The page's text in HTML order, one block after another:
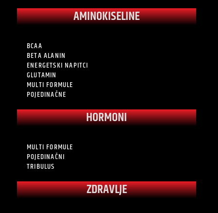
AMINOKISELINE
BCAA
BETA ALANIN
ENERGETSKI NAPITCI
GLUTAMIN
MULTI FORMULE
POJEDINAČNE
HORMONI
MULTI FORMULE
POJEDINAČNI
TRIBULUS
ZDRAVLJE